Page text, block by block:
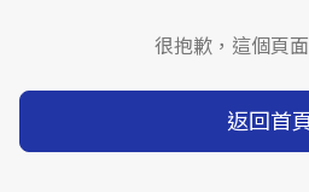
很抱歉，這個頁面
返回首